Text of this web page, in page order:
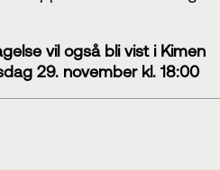
vil også bli vist i Kimen
29. november kl. 18:00